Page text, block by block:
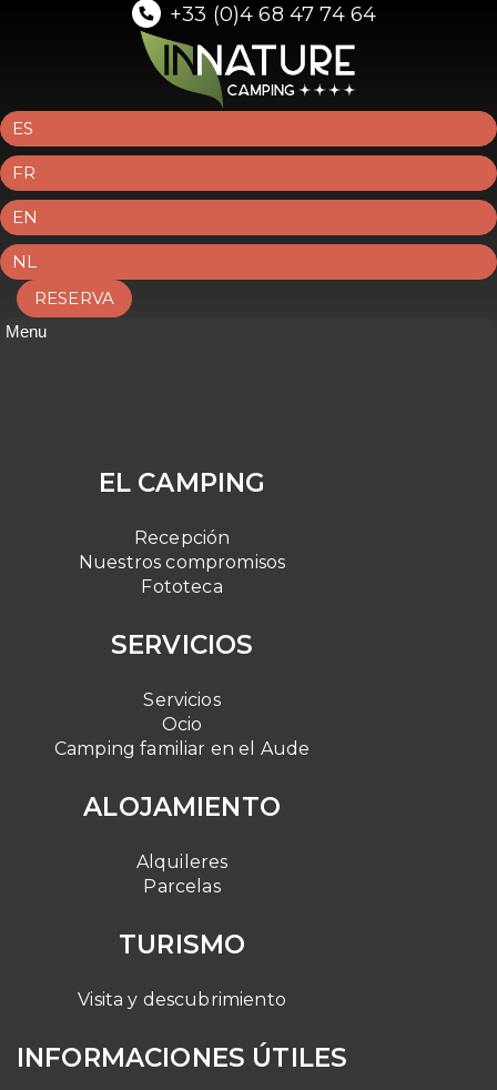
+33 (0)4 68 47 74 64
ES
FR
EN
NL
RESERVA
Menu
EL CAMPING
Recepción
Nuestros compromisos
Fototeca
SERVICIOS
Servicios
Ocio
Camping familiar en el Aude
ALOJAMIENTO
Alquileres
Parcelas
TURISMO
Visita y descubrimiento
INFORMACIONES ÚTILES